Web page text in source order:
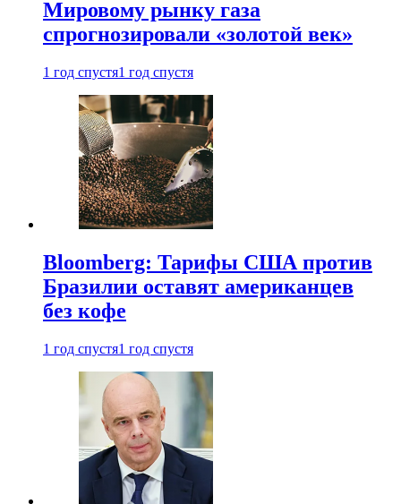
Мировому рынку газа
спрогнозировали «золотой век»
1 год спустя1 год спустя
Bloomberg: Тарифы США против
Бразилии оставят американцев
без кофе
1 год спустя1 год спустя